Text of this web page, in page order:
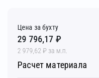
Цена за бухту
29 796,17 ₽
2 979,62 ₽ за м.п.
Расчет материала